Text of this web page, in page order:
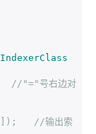
IndexerClass
//"="号右边对
]);
//输出索